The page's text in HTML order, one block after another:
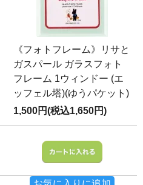
《フォトフレーム》リサと
ガスパール ガラスフォト
フレーム 1ウィンドー (エ
ッフェル塔)(ゆうパケット)
1,500円(税込1,650円)